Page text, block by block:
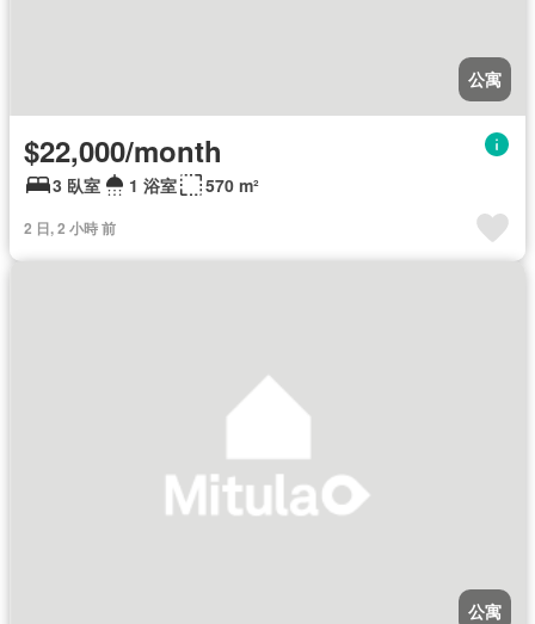
公寓
$22,000/month
3 臥室 1 浴室 570 m²
2 日, 2 小時 前
公寓